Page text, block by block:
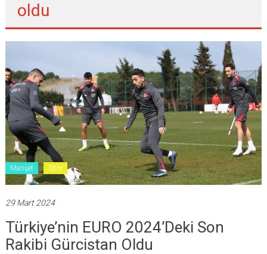
oldu
Manşet Spor
29 Mart 2024
Türkiye’nin EURO 2024’deki Son
Rakibi Gürcistan Oldu